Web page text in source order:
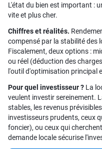
L'état du bien est important :
vite et plus cher.
Chiffres et réalités.
compensé par la stabilité des
Fiscalement, deux options :
ou réel (déduction des
l'outil d'optimisation principal
Pour quel investisseur ? La
veulent investir sereinement.
stables, les revenus
investisseurs prudents, ceux
foncier), ou ceux qui
demande locale sécurise